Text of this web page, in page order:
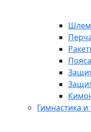
Пояса
Гимнастика